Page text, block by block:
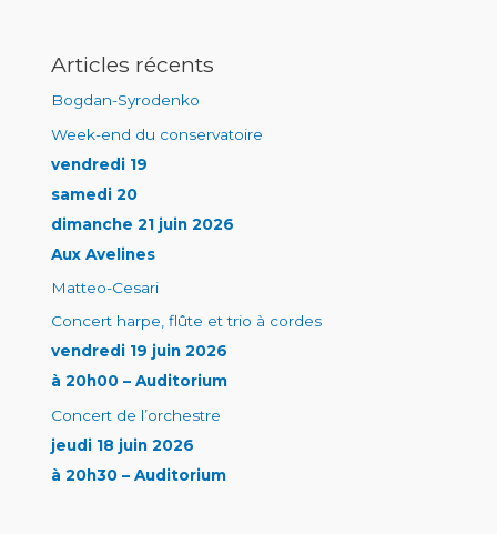
Articles récents
Bogdan-Syrodenko
Week-end du conservatoire
vendredi 19
samedi 20
dimanche 21 juin 2026
Aux Avelines
Matteo-Cesari
Concert harpe, flûte et trio à cordes
vendredi 19 juin 2026
à 20h00 – Auditorium
Concert de l’orchestre
jeudi 18 juin 2026
à 20h30 – Auditorium